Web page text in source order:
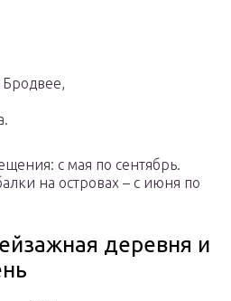
с мая по сентябрь.
на островах – с июня по
деревня и